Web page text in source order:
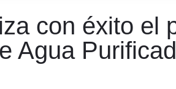
con éxito el
Agua